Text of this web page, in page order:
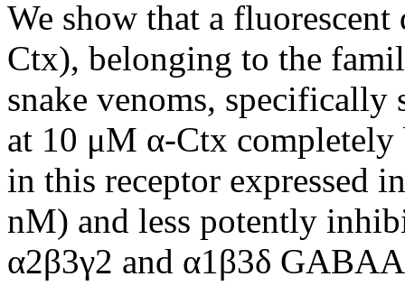
We show that a
Ctx), belonging to the
snake venoms, specifically
at 10 μM α-Ctx
in this receptor expressed
nM) and less potently
α2β3γ2 and α1β3δ